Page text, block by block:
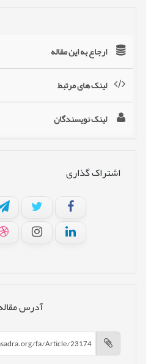
ارجاع به این مقاله
لینک های مرتبط
لینک نویسندگان
اشتراک گذاری
آدرس مقاله